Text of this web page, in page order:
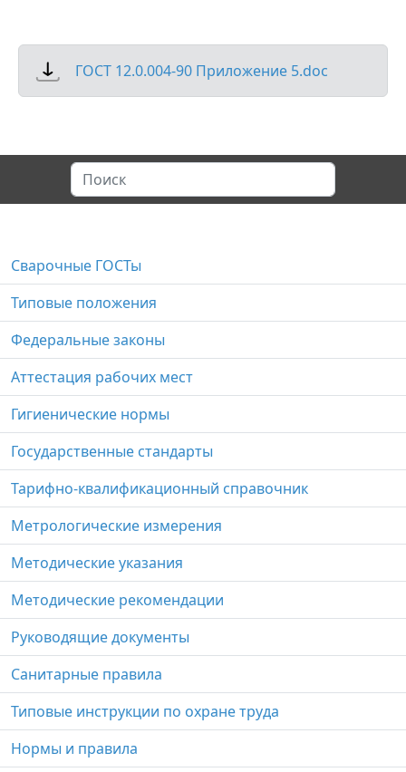
ГОСТ 12.0.004-90 Приложение 5.doc
Сварочные ГОСТы
Типовые положения
Федеральные законы
Аттестация рабочих мест
Гигиенические нормы
Государственные стандарты
Тарифно-квалификационный справочник
Метрологические измерения
Методические указания
Методические рекомендации
Руководящие документы
Санитарные правила
Типовые инструкции по охране труда
Нормы и правила